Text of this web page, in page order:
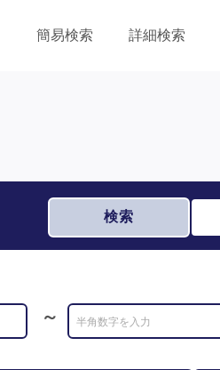
簡易検索 詳細検索
検索
～